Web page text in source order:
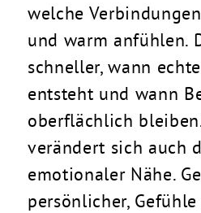
welche
und warm anfühlen.
schneller, wann
entsteht und wann
oberflächlich
verändert sich auch
emotionaler Nähe.
persönlicher,